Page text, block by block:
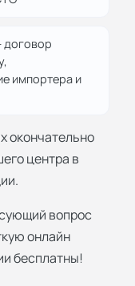
договор
импортера и
окончательно
центра в
вопрос
онлайн
бесплатны!